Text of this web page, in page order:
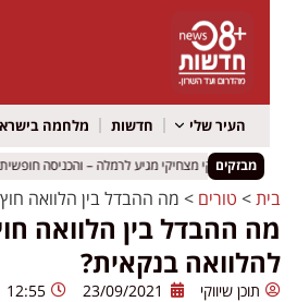
העיר שלי חדשות מלחמה בישראל
מבזקים
רועיקי מצחיקי מגיע לרמלה – והכניסה חופשית
רועיקי מצחיקי מגיע לרמלה – והכניסה חופשית
>טורים>מה ההבדל בין הלוואה חוץ
ההבדל בין הלוואה חוץ
בנקאית?
תוכן שיווקי 23/09/2021
12:55